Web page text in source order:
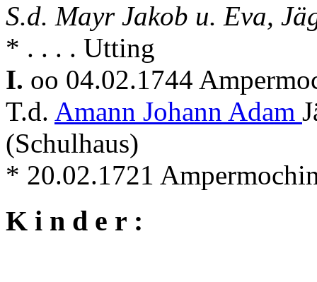
S.d. Mayr Jakob u. Eva,
* . . . . Utting
I. oo 04.02.1744
T.d. Amann Johann Adam
(Schulhaus)
* 20.02.1721
K i n d e r :